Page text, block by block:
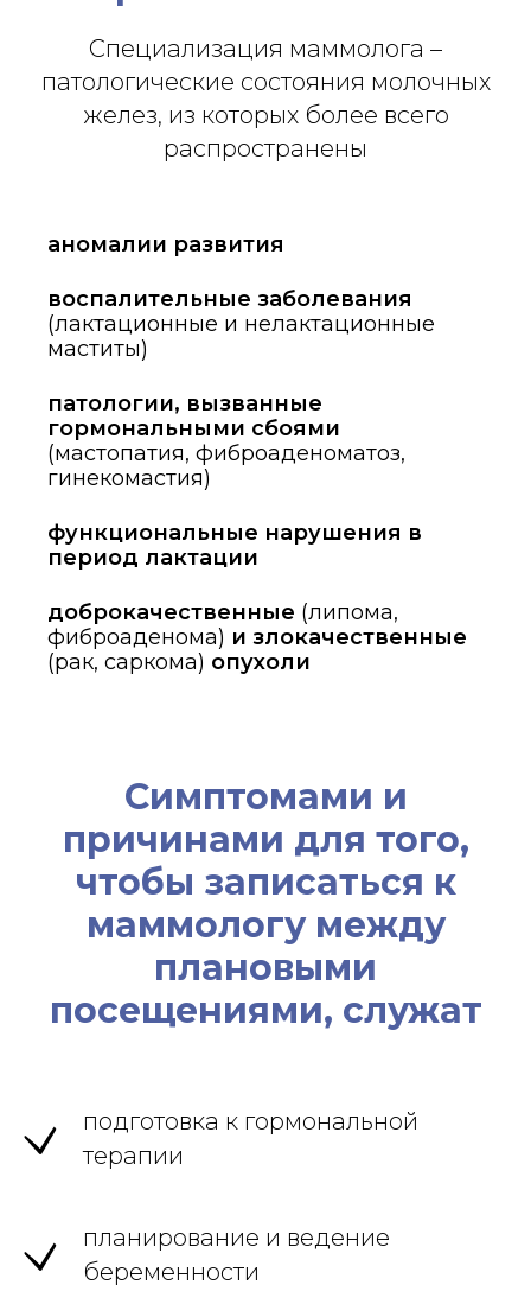
Специализация маммолога –
патологические состояния молочных
желез, из которых более всего
распространены
аномалии развития
воспалительные заболевания
(лактационные и нелактационные
маститы)
патологии, вызванные
гормональными сбоями
(мастопатия, фиброаденоматоз,
гинекомастия)
функциональные нарушения в
период лактации
доброкачественные (липома,
фиброаденома) и злокачественные
(рак, саркома) опухоли
Симптомами и
причинами для того,
чтобы записаться к
маммологу между
плановыми
посещениями, служат
подготовка к гормональной
терапии
планирование и ведение
беременности